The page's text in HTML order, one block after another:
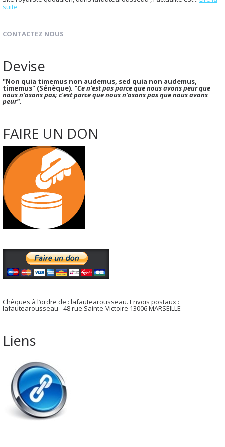
suite
CONTACTEZ NOUS
Devise
"Non quia timemus non audemus, sed quia non audemus,
timemus" (Sénèque). "Ce n'est pas parce que nous avons peur que
nous n'osons pas; c'est parce que nous n'osons pas que nous avons
peur".
FAIRE UN DON
Chèques à l’ordre de : lafautearousseau. Envois postaux :
lafautearousseau - 48 rue Sainte-Victoire 13006 MARSEILLE
Liens